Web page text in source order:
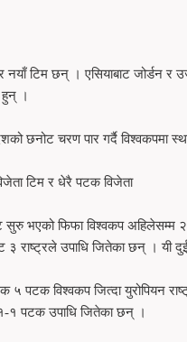
नयाँ टिम छन् । एसियाबाट जोर्डन र
हुन् ।
छनोट चरण पार गर्दै विश्वकपमा
टिम र धेरै पटक विजेता
भएको फिफा विश्वकप अहिलेसम्म
३ राष्ट्रले उपाधि जितेका छन् ।
५ पटक विश्वकप जित्दा युरोपियन
१ पटक उपाधि जितेका छन् ।